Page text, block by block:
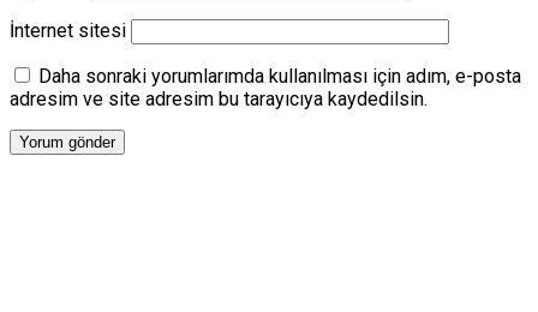
İnternet sitesi
Daha sonraki yorumlarımda kullanılması için adım, e-posta
adresim ve site adresim bu tarayıcıya kaydedilsin.